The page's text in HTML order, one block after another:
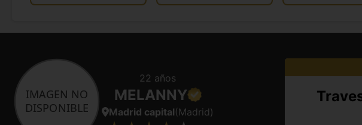
22 años
MELANNY
Madrid capital(Madrid)